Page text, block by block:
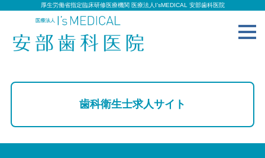
厚生労働省指定臨床研修医療機関 医療法人I’sMEDICAL 安部歯科医院
歯科衛生士求人サイト